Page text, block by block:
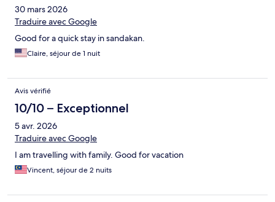
30 mars 2026
Traduire avec Google
Good for a quick stay in sandakan.
Claire, séjour de 1 nuit
Avis vérifié
10/10 – Exceptionnel
5 avr. 2026
Traduire avec Google
I am travelling with family. Good for vacation
Vincent, séjour de 2 nuits